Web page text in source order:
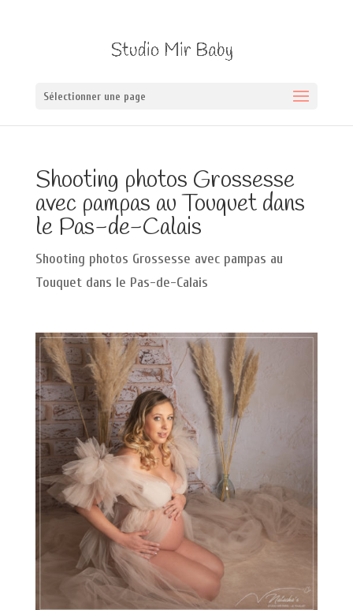
Sélectionner une page
Shooting photos Grossesse
avec pampas au Touquet dans
le Pas-de-Calais
Shooting photos Grossesse avec pampas au
Touquet dans le Pas-de-Calais